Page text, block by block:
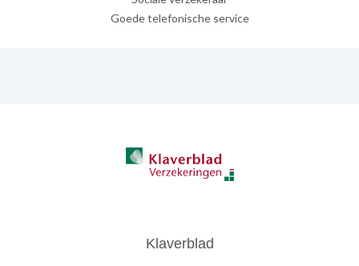
Goede telefonische service
Klaverblad